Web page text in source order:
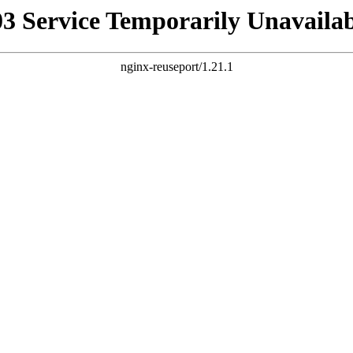
Service Temporarily
nginx-reuseport/1.21.1